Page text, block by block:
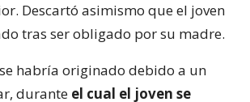
Descartó asimismo que el joven
tras ser obligado por su madre.
habría originado debido a un
durante el cual el joven se